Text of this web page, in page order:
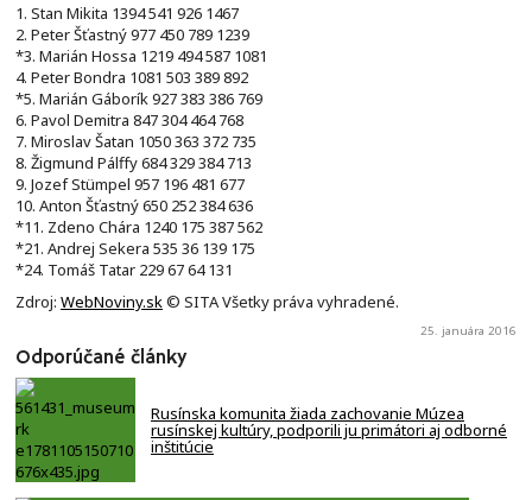
1. Stan Mikita 1394 541 926 1467
2. Peter Šťastný 977 450 789 1239
*3. Marián Hossa 1219 494 587 1081
4. Peter Bondra 1081 503 389 892
*5. Marián Gáborík 927 383 386 769
6. Pavol Demitra 847 304 464 768
7. Miroslav Šatan 1050 363 372 735
8. Žigmund Pálffy 684 329 384 713
9. Jozef Stümpel 957 196 481 677
10. Anton Šťastný 650 252 384 636
*11. Zdeno Chára 1240 175 387 562
*21. Andrej Sekera 535 36 139 175
*24. Tomáš Tatar 229 67 64 131
Zdroj: WebNoviny.sk© SITA Všetky práva vyhradené.
25. januára 2016
Odporúčané články
Rusínska komunita žiada zachovanie Múzea
rusínskej kultúry, podporili ju primátori aj odborné
inštitúcie